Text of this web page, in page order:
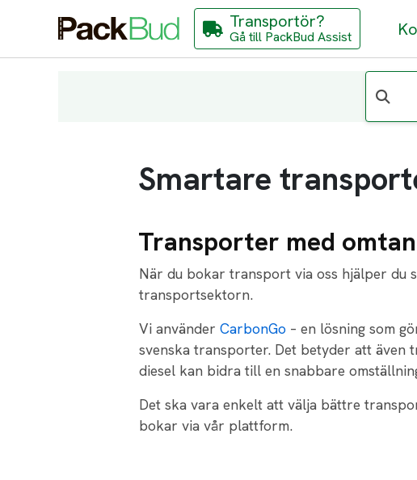
Transportör?
Gå till PackBud Assist
Smartare
Transporter med
När du bokar transport via oss hjälper du
transportsektorn.
Vi använder CarbonGo – en lösning som
svenska transporter. Det betyder att även
diesel kan bidra till en snabbare
Det ska vara enkelt att välja bättre
bokar via vår plattform.